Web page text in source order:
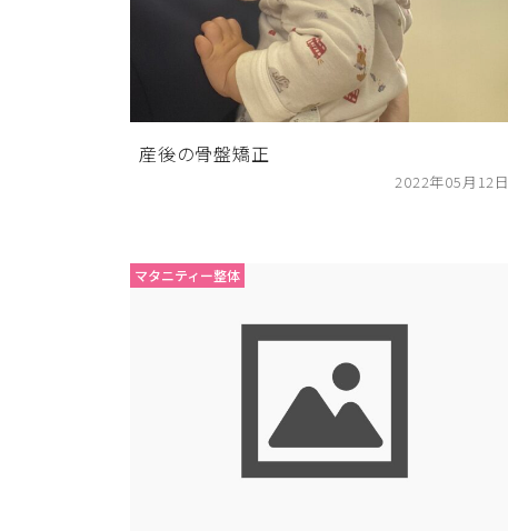
産後の骨盤矯正
2022年05月12日
マタニティー整体